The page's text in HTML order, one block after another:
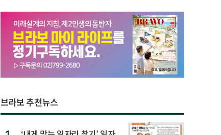
브라보 추천뉴스